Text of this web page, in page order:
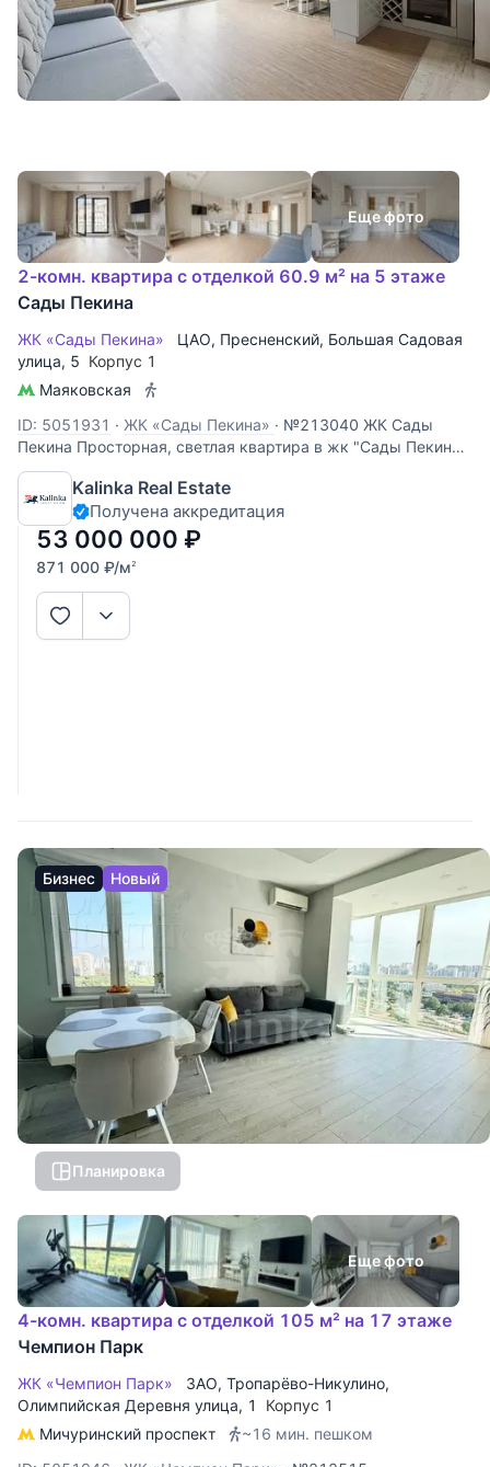
Еще фото
2-комн. квартира с отделкой 60.9 м² на 5 этаже
Сады Пекина
ЖК «Сады Пекина» ЦАО, Пресненский, Большая Садовая
улица, 5 Корпус 1
Маяковская
ID: 5051931 · ЖК «Сады Пекина» · №213040 ЖК Сады
Пекина Просторная, светлая квартира в жк "Сады Пекина"
Планировочное решение предусматривает: большой зал-
кухню с распашными, панорамными окнами в пол в
формате французского балкона, просторную спальню с
отдельной, большой
Kalinka Real Estate
Получена аккредитация
53 000 000 ₽
871 000 ₽/м2
Бизнес Новый
Планировка
Еще фото
4-комн. квартира с отделкой 105 м² на 17 этаже
Чемпион Парк
ЖК «Чемпион Парк» ЗАО, Тропарёво-Никулино,
Олимпийская Деревня улица, 1
Корпус 1
Мичуринский проспект
~16 мин. пешком